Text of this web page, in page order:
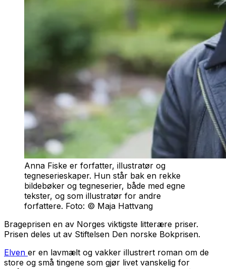
Anna Fiske er forfatter, illustratør og
tegneserieskaper. Hun står bak en rekke
bildebøker og tegneserier, både med egne
tekster, og som illustratør for andre
forfattere. Foto: © Maja Hattvang
Brageprisen en av Norges viktigste litterære priser.
Prisen deles ut av Stiftelsen Den norske Bokprisen.
Elven er en lavmælt og vakker illustrert roman om de
store og små tingene som gjør livet vanskelig for